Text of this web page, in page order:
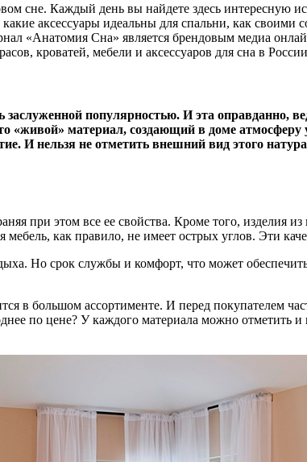
сне. Каждый день вы найдете здесь интересную
аксессуары идеальны для спальни, как
«Анатомия Сна» является брендовым медиа
кроватей, мебели и аксессуаров для сна в
заслуженной популярностью. И эта оправданно,
«живой» материал, создающий в доме
И нельзя не отметить внешний вид этого
при этом все ее свойства. Кроме того, изделия
мебель, как правило, не имеет острых углов. Эти
Но срок службы и комфорт, что может
в большом ассортименте. И перед покупателем
по цене? У каждого материала можно отметить